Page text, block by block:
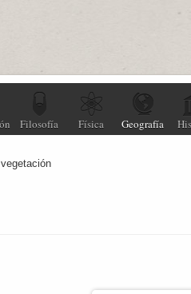
Filosofía Física Geografía